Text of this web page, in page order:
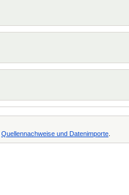
Quellennachweise und Datenimporte